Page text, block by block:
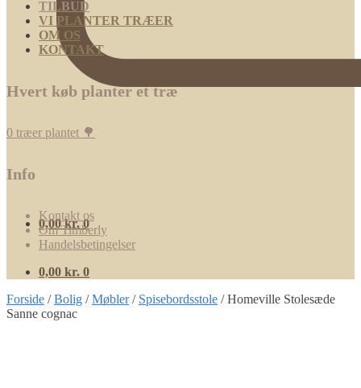
0,00kr. 0
TILBUD
VI PLANTER TRÆER
OM OS
KONTAKT
Hvert køb planter et træ
0 træer plantet 🌳
Info
Kontakt os
Om Timberly
Handelsbetingelser
0,00 kr. 0
Forside /Bolig /Møbler/ Spisebordsstole /Homeville Stolesæde
Sanne cognac